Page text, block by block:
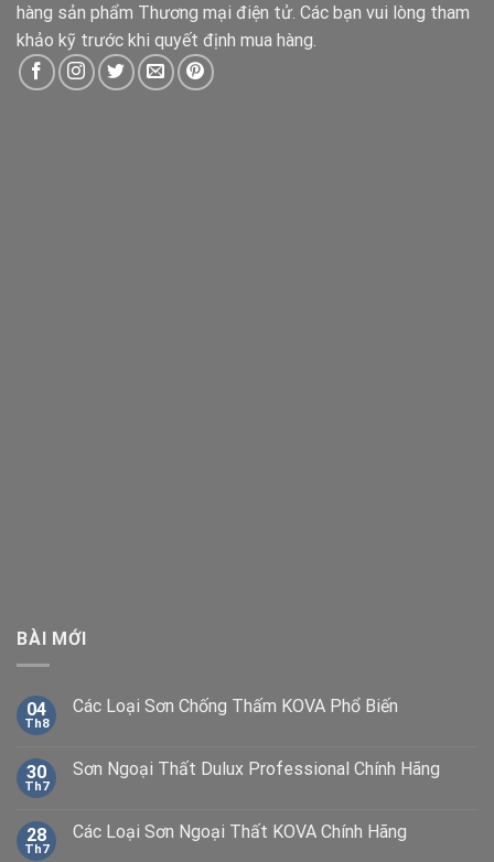
hàng sản phẩm Thương mại điện tử. Các bạn vui lòng tham
khảo kỹ trước khi quyết định mua hàng.
BÀI MỚI
04
Th8
Các Loại Sơn Chống Thấm KOVA Phổ Biến
30
Th7
Sơn Ngoại Thất Dulux Professional Chính Hãng
28
Th7
Các Loại Sơn Ngoại Thất KOVA Chính Hãng